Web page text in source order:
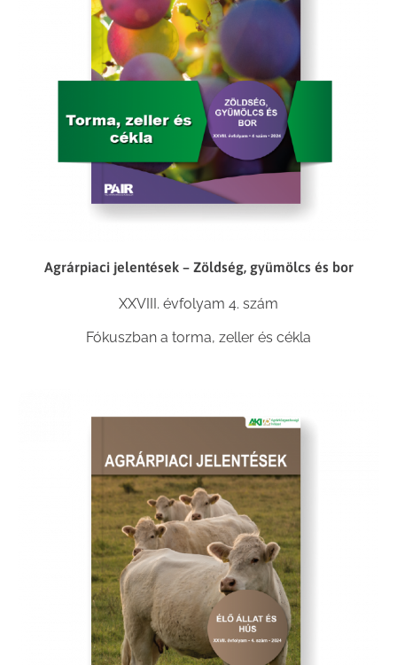
Agrárpiaci jelentések – Zöldség, gyümölcs és bor
XXVIII. évfolyam 4. szám
Fókuszban a torma, zeller és cékla